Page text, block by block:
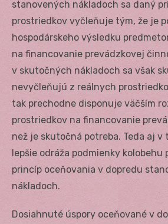
stanovených nákladoch sa daný
prostriedkov vyčleňuje tým, že je
hospodárskeho výsledku
na financovanie prevádzkovej
v skutočných nákladoch sa však
nevyčleňujú z reálnych
tak prechodne disponuje väčším
prostriedkov na financovanie
než je skutočná potreba. Teda aj v
lepšie odráža podmienky kolobehu
princíp oceňovania v dopredu
nákladoch.
Dosiahnuté úspory oceňované v